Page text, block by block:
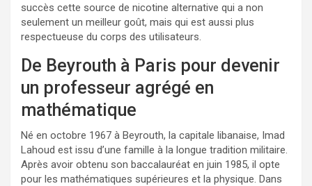
succès cette source de nicotine alternative qui a non
seulement un meilleur goût, mais qui est aussi plus
respectueuse du corps des utilisateurs.
De Beyrouth à Paris pour devenir
un professeur agrégé en
mathématique
Né en octobre 1967 à Beyrouth, la capitale libanaise, Imad
Lahoud est issu d’une famille à la longue tradition militaire.
Après avoir obtenu son baccalauréat en juin 1985, il opte
pour les mathématiques supérieures et la physique. Dans